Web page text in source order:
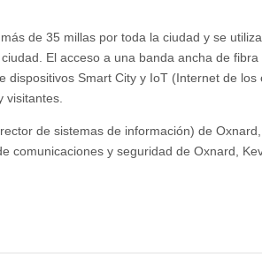
de 35 millas por toda la ciudad y se
El acceso a una banda ancha de fibra
Smart City y IoT (Internet de los
visitantes.
de sistemas de información) de
comunicaciones y seguridad de Oxnard,